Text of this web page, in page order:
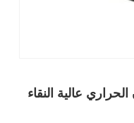
عالية النقاء